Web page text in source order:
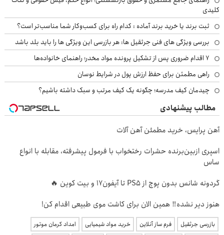
کلیدی
ثبت برند یا خرید برند آماده : کدام راه برای کسب‌وکار شما مناسب‌تر است؟
بررسی ویژگی های فنی جرثقیل ها: هر بازرسی این ویژگی ها را باید بلد باشد
۷ اقدام ضروری پس از تشکیل پرونده مواد مخدر؛ راهنمای خانواده‌ها
راهی مطمئن برای حفظ ارزش پول در شرایط نوسان
چیدمان کیف مدرسه؛ چگونه یک کیف مرتب و سبک داشته باشیم؟
مطالب پیشنهادی
آهن پرایس، خرید مطمئن آهن آلات
اسپری ازبین‌برنده حشرات رختخواب با فرمول پیشرفته، مقابله با انواع
ساس
گردونه شانس بدون پوچ از PS5 تا آیفون17 و بیت کوین 🔥
هنوز دیر نشده‼️ همین الان برای کاشت موی طبیعی اقدام کن!
بازرسی جرثقیل فرم ساز آنلاین خرید مواد شیمیایی
امداد کرمان موتور